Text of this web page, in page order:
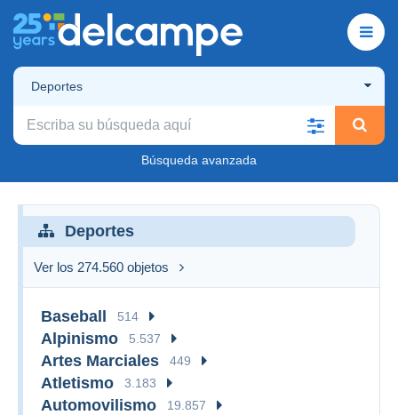
Deportes
Búsqueda avanzada
Deportes
Ver los 274.560 objetos
Baseball 514
Alpinismo 5.537
Artes Marciales 449
Atletismo 3.183
Automovilismo 19.857